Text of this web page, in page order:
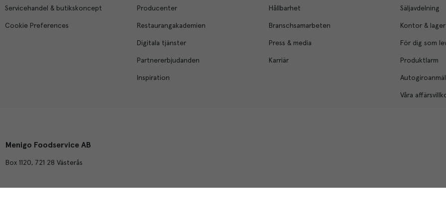
Servicehandel & butikskoncept
Cookie Preferences
Producenter
Restaurangakademien
Digitala tjänster
Partnererbjudanden
Inspiration
Hållbarhet
Branschsamarbeten
Press & media
Karriär
Säljavdelning
Kontor & lager
För dig som
Produktlarm
Våra
Menigo Foodservice AB
Box 1120, 721 28 Västerås